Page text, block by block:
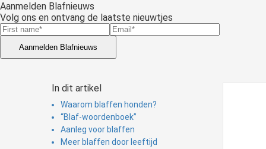
Aanmelden Blafnieuws
Volg ons en ontvang de laatste nieuwtjes
Aanmelden Blafnieuws
In dit artikel
Waarom blaffen honden?
“Blaf-woordenboek”
Aanleg voor blaffen
Meer blaffen door leeftijd